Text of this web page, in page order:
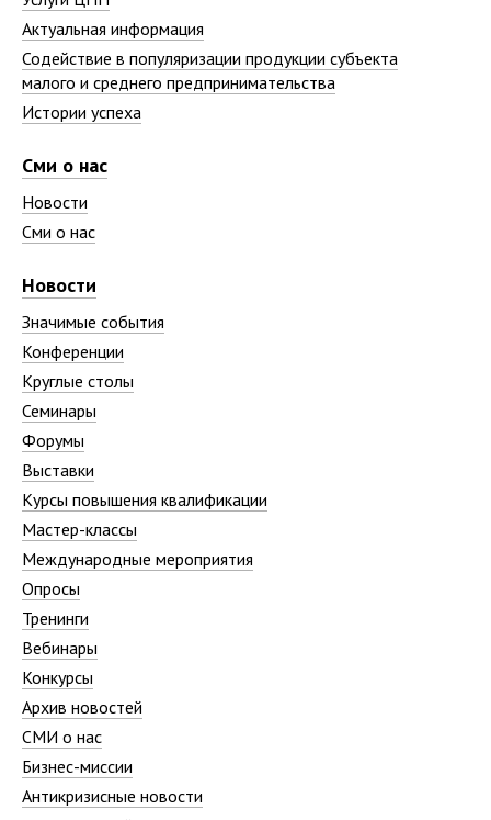
Актуальная информация
Содействие в популяризации продукции субъекта
малого и среднего предпринимательства
Истории успеха
Сми о нас
Новости
Сми о нас
Новости
Значимые события
Конференции
Круглые столы
Семинары
Форумы
Выставки
Курсы повышения квалификации
Мастер-классы
Международные мероприятия
Опросы
Тренинги
Вебинары
Конкурсы
Архив новостей
СМИ о нас
Бизнес-миссии
Антикризисные новости